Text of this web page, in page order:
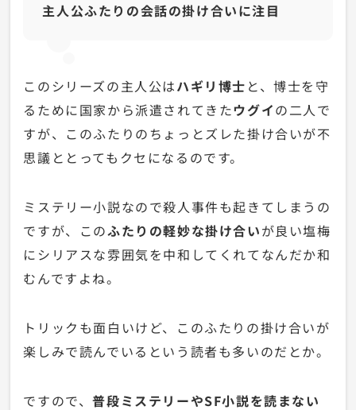
主人公ふたりの会話の掛け合いに注目
このシリーズの主人公はハギリ博士 と、博士を守
るために国家から派遣されてきたウグイの二人で
すが、このふたりのちょっとズレた掛け合いが不
思議ととってもクセになるのです。
ミステリー小説なので殺人事件も起きてしまうの
ですが、このふたりの軽妙な掛け合いが良い塩梅
にシリアスな雰囲気を中和してくれてなんだか和
むんですよね。
トリックも面白いけど、このふたりの掛け合いが
楽しみで読んでいるという読者も多いのだとか。
ですので、普段ミステリーやSF小説を読まない